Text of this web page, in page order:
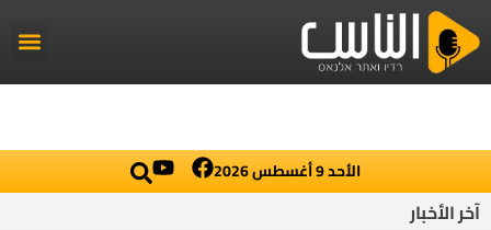
الأحد 9 أغسطس 2026
آخر الأخبار